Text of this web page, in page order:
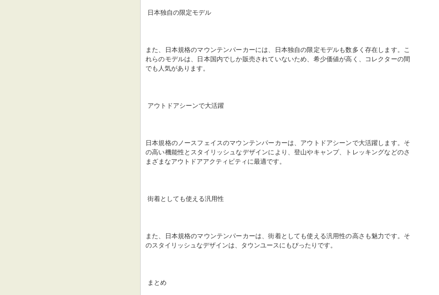
日本独自の限定モデル
また、日本規格のマウンテンパーカーには、日本独自の限定モデルも数多く存在します。こ
れらのモデルは、日本国内でしか販売されていないため、希少価値が高く、コレクターの間
でも人気があります。
アウトドアシーンで大活躍
日本規格のノースフェイスのマウンテンパーカーは、アウトドアシーンで大活躍します。そ
の高い機能性とスタイリッシュなデザインにより、登山やキャンプ、トレッキングなどのさ
まざまなアウトドアアクティビティに最適です。
街着としても使える汎用性
また、日本規格のマウンテンパーカーは、街着としても使える汎用性の高さも魅力です。そ
のスタイリッシュなデザインは、タウンユースにもぴったりです。
まとめ